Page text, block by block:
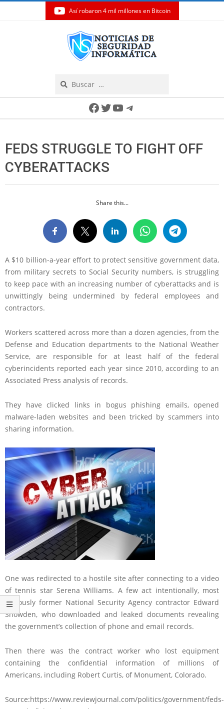
Así robaron 4 mil millones en Bitcoin
Facebook
Twitter
YouTube
Telegram
FEDS STRUGGLE TO FIGHT OFF
CYBERATTACKS
Share this...
A $10 billion-a-year effort to protect sensitive government data,
from military secrets to Social Security numbers, is struggling
to keep pace with an increasing number of cyberattacks and is
unwittingly being undermined by federal employees and
contractors.
Workers scattered across more than a dozen agencies, from the
Defense and Education departments to the National Weather
Service, are responsible for at least half of the federal
cyberincidents reported each year since 2010, according to an
Associated Press analysis of records.
They have clicked links in bogus phishing emails, opened
malware-laden websites and been tricked by scammers into
sharing information.
One was redirected to a hostile site after connecting to a video
of tennis star Serena Williams. A few act intentionally, most
famously former National Security Agency contractor Edward
Snowden, who downloaded and leaked documents revealing
the government’s collection of phone and email records.
Then there was the contract worker who lost equipment
containing the confidential information of millions of
Americans, including Robert Curtis, of Monument, Colorado.
Source:https://www.reviewjournal.com/politics/government/feds-